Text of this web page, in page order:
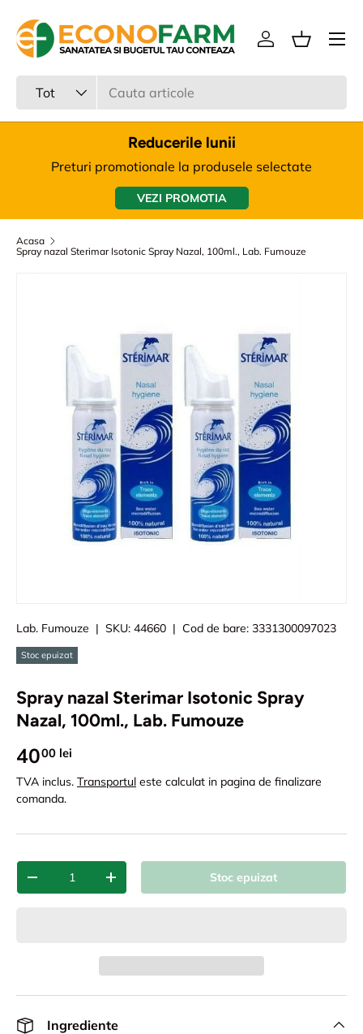
Sari la continut
Tot
Intra in cont
Cos
Meniu
Reducerile lunii
Preturi promotionale la produsele selectate
VEZI PROMOTIA
Acasa
Spray nazal Sterimar Isotonic Spray Nazal, 100ml., Lab. Fumouze
Lab. Fumouze | SKU: 44660 | Cod de bare: 3331300097023
Stoc epuizat
Spray nazal Sterimar Isotonic Spray
Nazal, 100ml., Lab. Fumouze
4000 lei
TVA inclus. Transportul este calculat in pagina de finalizare
comanda.
Cant.
-
+ Stoc epuizat
Ingrediente